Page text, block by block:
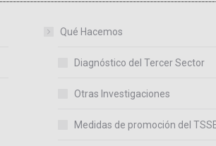
Qué Hacemos
Diagnóstico del Tercer Sector
Otras Investigaciones
Medidas de promoción del